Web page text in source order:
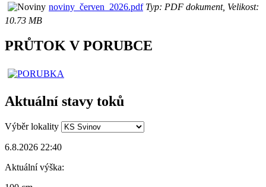
noviny_červen_2026.pdfTyp: PDF dokument, Velikost:
10.73 MB
PRŮTOK V PORUBCE
Aktuální stavy toků
Výběr lokality
6.8.2026 22:40
Aktuální výška: